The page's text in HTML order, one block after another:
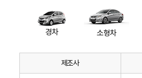
경차 소형차
제조사